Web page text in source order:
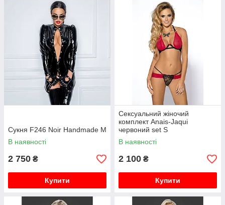
Сукня F246 Noir Handmade M
В наявності
2 750 ₴
Купити
Сексуальний жіночий
комплект Anais-Jaqui
червоний set S
В наявності
2 100 ₴
Купити